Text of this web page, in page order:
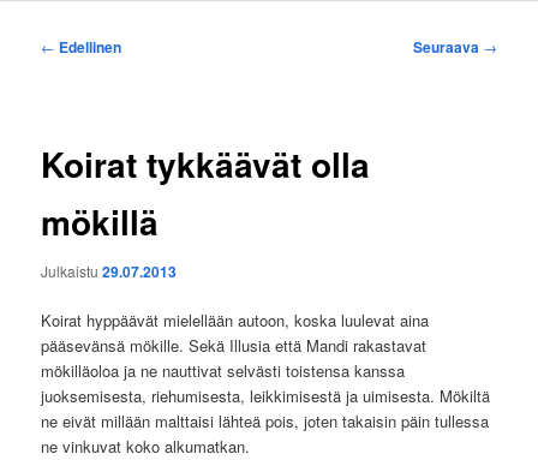
Artikkelien
← Edellinen Seuraava →
Koirat tykkäävät olla
mökillä
Julkaistu29.07.2013
Koirat hyppäävät mielellään autoon, koska luulevat aina
pääsevänsä mökille. Sekä Illusia että Mandi rakastavat
mökilläoloa ja ne nauttivat selvästi toistensa kanssa
juoksemisesta, riehumisesta, leikkimisestä ja uimisesta. Mökiltä
ne eivät millään malttaisi lähteä pois, joten takaisin päin tullessa
ne vinkuvat koko alkumatkan.